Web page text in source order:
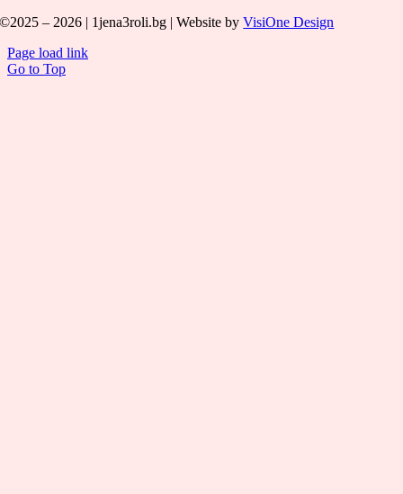
©2025 – 2026 | 1jena3roli.bg | Website byVisiOne Design
Page load link
Go to Top